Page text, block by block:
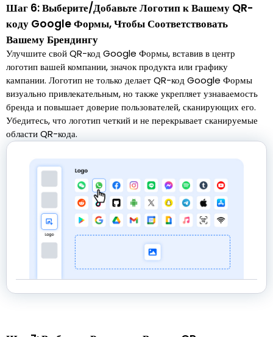
Шаг 6: Выберите/Добавьте Логотип к Вашему QR-
коду Google Формы, Чтобы Соответствовать
Вашему Брендингу
Улучшите свой QR-код Google Формы, вставив в центр
логотип вашей компании, значок продукта или графику
кампании. Логотип не только делает QR-код Google Формы
визуально привлекательным, но также укрепляет узнаваемость
бренда и повышает доверие пользователей, сканирующих его.
Убедитесь, что логотип четкий и не перекрывает сканируемые
области QR-кода.